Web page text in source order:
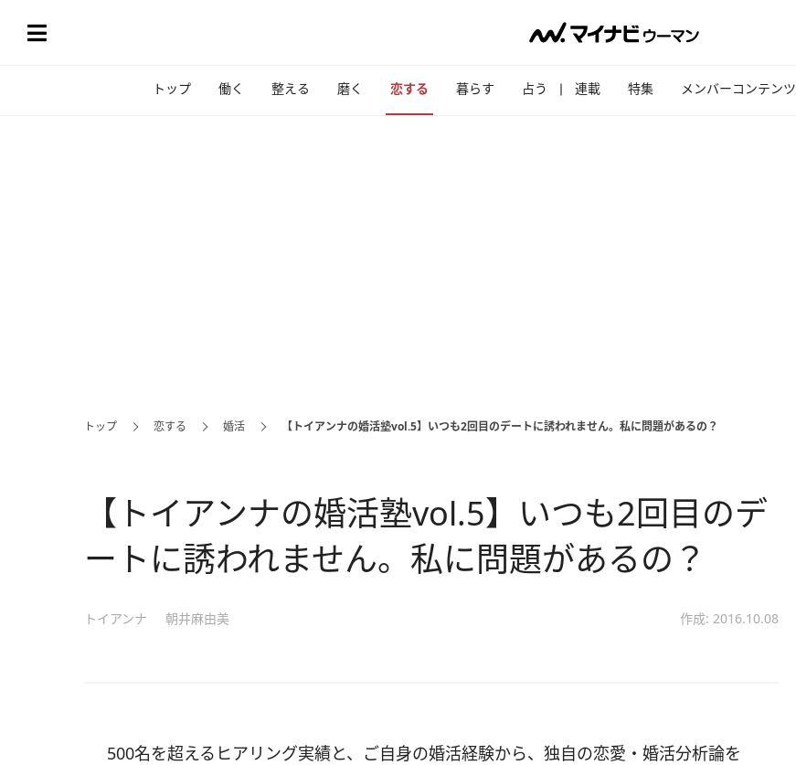
トップ 働く 整える 磨く 恋する 暮らす 占う 連載 特集 メンバーコンテンツ
トップ 恋する 婚活 【トイアンナの婚活塾vol.5】いつも2回目のデートに誘われません。私に問題があるの？
【トイアンナの婚活塾vol.5】いつも2回目のデ
ートに誘われません。私に問題があるの？
トイアンナ 朝井麻由美 作成: 2016.10.08
500名を超えるヒアリング実績と、ご自身の婚活経験から、独自の恋愛・婚活分析論を